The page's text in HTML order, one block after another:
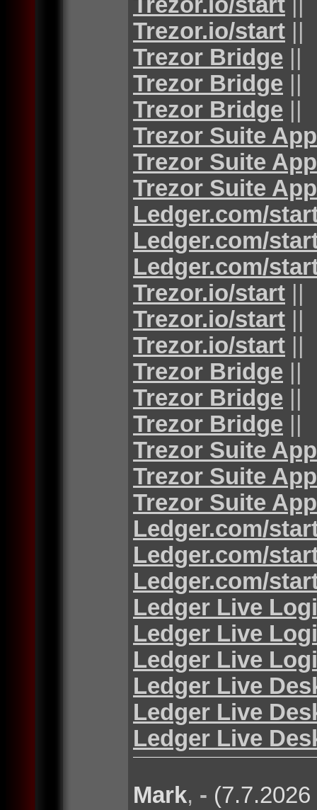
Trezor.io/start ||
Trezor Bridge ||
Trezor Bridge ||
Trezor Bridge ||
Trezor Suite App
Trezor Suite App
Trezor Suite App
Ledger.com/
Ledger.com/
Ledger.com/
Trezor.io/start ||
Trezor.io/start ||
Trezor.io/start ||
Trezor Bridge ||
Trezor Bridge ||
Trezor Bridge ||
Trezor Suite App
Trezor Suite App
Trezor Suite App
Ledger.com/
Ledger.com/
Ledger.com/
Ledger Live
Ledger Live
Ledger Live
Ledger Live
Ledger Live
Ledger Live
Mark, -